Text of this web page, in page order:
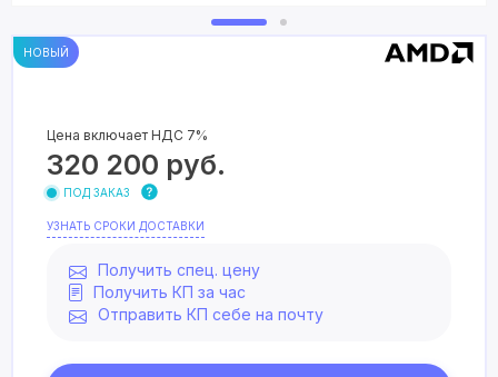
НОВЫЙ
Цена включает НДС 7%
320 200 руб.
ПОД ЗАКАЗ
УЗНАТЬ СРОКИ ДОСТАВКИ
Получить спец. цену
Получить КП за час
Отправить КП себе на почту